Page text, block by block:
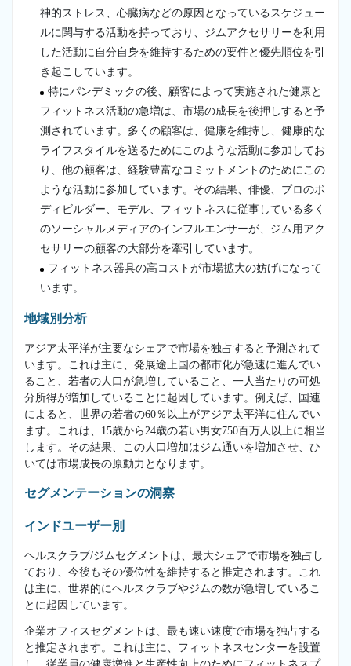
神的ストレス、心臓病などの原因となっているスケジュー
ルに関与する活動を持っており、ジムアクセサリーを利用
した活動に自分自身を維持するための要件と優先順位を引
き起こしています。
特にパンデミックの後、顧客によって実施された健康と
フィットネス活動の急増は、市場の成長を後押しすると予
測されています。多くの顧客は、健康を維持し、健康的な
ライフスタイルを送るためにこのような活動に参加してお
り、他の顧客は、経験豊富なコミットメントのためにこの
ような活動に参加しています。その結果、俳優、プロのボ
ディビルダー、モデル、フィットネスに従事している多く
のソーシャルメディアのインフルエンサーが、ジム用アク
セサリーの顧客の大部分を牽引しています。
フィットネス器具の高コストが市場拡大の妨げになって
います。
地域別分析
アジア太平洋が主要なシェアで市場を独占すると予測されて
います。これは主に、発展途上国の都市化が急速に進んでい
ること、若者の人口が急増していること、一人当たりの可処
分所得が増加していることに起因しています。例えば、国連
によると、世界の若者の60％以上がアジア太平洋に住んでい
ます。これは、15歳から24歳の若い男女750百万人以上に相当
します。その結果、この人口増加はジム通いを増加させ、ひ
いては市場成長の原動力となります。
セグメンテーションの洞察
インドユーザー別
ヘルスクラブ/ジムセグメントは、最大シェアで市場を独占し
ており、今後もその優位性を維持すると推定されます。これ
は主に、世界的にヘルスクラブやジムの数が急増しているこ
とに起因しています。
企業オフィスセグメントは、最も速い速度で市場を独占する
と推定されます。これは主に、フィットネスセンターを設置